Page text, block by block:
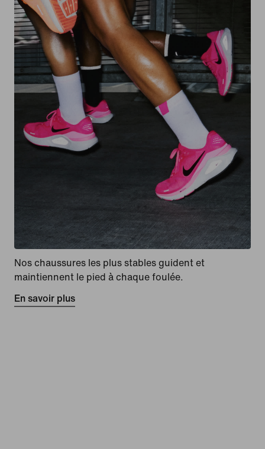
Nos chaussures les plus stables guident et
maintiennent le pied à chaque foulée.
En savoir plus